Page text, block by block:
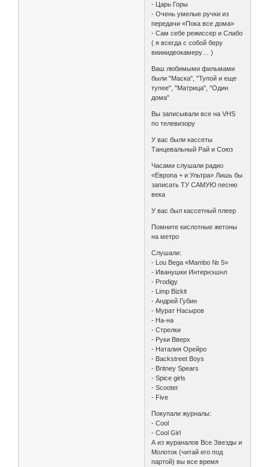
- Царь Горы
- Очень умелые ручки из
передачи «Пока все дома»
- Cам себе режиссер и Слабо
( я всегда с собой беру
виииидеокамеру… )
Ваш любимыми фильмами
были "Маска", "Тупой и еще
тупее", "Матрица", "Один
дома"
Вы записывали все на VHS
по телевизору
У вас были кассеты
Танцевальный Рай и Союз
Часами слушали радио
«Европа + и Ультра» Лишь бы
записать ТУ САМУЮ песню
века
У вас был кассетный плеер
Помните кислотные жетоны
на метро
Слушали:
- Lou Bega «Mambo № 5»
- Иванушки Интернэшнл
- Prodigy
- Limp Bizkit
- Андрей Губин
- Мурат Насыров
- На-на
- Стрелки
- Руки Вверх
- Наталия Орейро
- Backstreet Boys
- Britney Spears
- Spice girls
- Scooter
- Five
Покупали журналы:
- Cool
- Cool Girl
А из жураналов Все Звезды и
Молоток (читай его под
партой) вы все время